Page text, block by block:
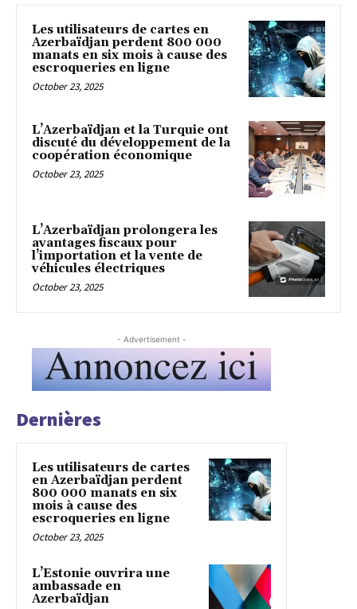
Les utilisateurs de cartes en
Azerbaïdjan perdent 800 000
manats en six mois à cause des
escroqueries en ligne
October 23, 2025
L’Azerbaïdjan et la Turquie ont
discuté du développement de la
coopération économique
October 23, 2025
L’Azerbaïdjan prolongera les
avantages fiscaux pour
l’importation et la vente de
véhicules électriques
October 23, 2025
- Advertisement -
Dernières
Les utilisateurs de cartes
en Azerbaïdjan perdent
800 000 manats en six
mois à cause des
escroqueries en ligne
October 23, 2025
L’Estonie ouvrira une
ambassade en
Azerbaïdjan